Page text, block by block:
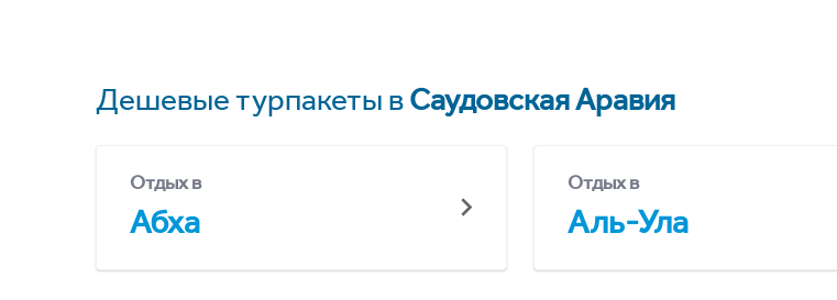
Дешевые турпакеты вСаудовская Аравия
Отдых в
Абха
Отдых в
Аль-Ула